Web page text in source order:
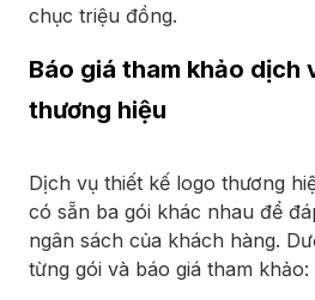
chục triệu đồng.
Báo giá tham khảo dịch
thương hiệu
Dịch vụ thiết kế logo thương
có sẵn ba gói khác nhau để
ngân sách của khách hàng.
từng gói và báo giá tham khảo: